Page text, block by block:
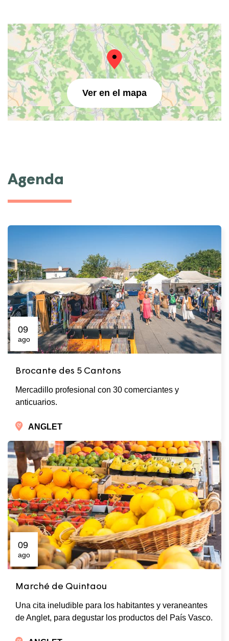
Ver en el mapa
Agenda
09
ago
Brocante des 5 Cantons
Mercadillo profesional con 30 comerciantes y
anticuarios.
ANGLET
09
ago
Marché de Quintaou
Una cita ineludible para los habitantes y veraneantes
de Anglet, para degustar los productos del País Vasco.